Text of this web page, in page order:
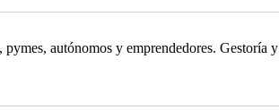
autónomos y emprendedores. Gestoría